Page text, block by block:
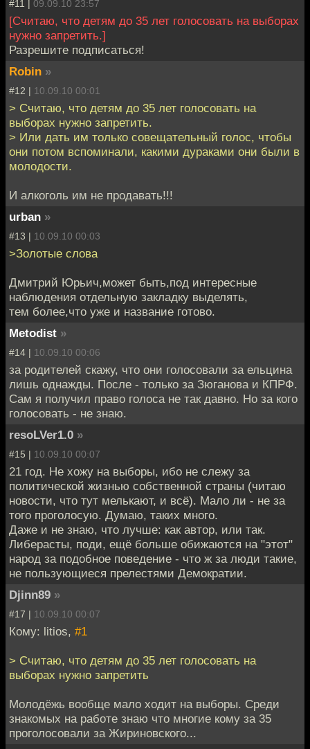
#11 | 09.09.10 23:57
[Считаю, что детям до 35 лет голосовать на выборах
нужно запретить.]
Разрешите подписаться!
Robin »
#12 | 10.09.10 00:01
> Считаю, что детям до 35 лет голосовать на
выборах нужно запретить.
> Или дать им только совещательный голос, чтобы
они потом вспоминали, какими дураками они были в
молодости.
И алкоголь им не продавать!!!
urban »
#13 | 10.09.10 00:03
>Золотые слова
Дмитрий Юрьич,может быть,под интересные
наблюдения отдельную закладку выделять,
тем более,что уже и название готово.
Metodist »
#14 | 10.09.10 00:06
за родителей скажу, что они голосовали за ельцина
лишь однажды. После - только за Зюганова и КПРФ.
Сам я получил право голоса не так давно. Но за кого
голосовать - не знаю.
resoLVer1.0 »
#15 | 10.09.10 00:07
21 год. Не хожу на выборы, ибо не слежу за
политической жизнью собственной страны (читаю
новости, что тут мелькают, и всё). Мало ли - не за
того проголосую. Думаю, таких много.
Даже и не знаю, что лучше: как автор, или так.
Либерасты, поди, ещё больше обижаются на "этот"
народ за подобное поведение - что ж за люди такие,
не пользующиеся прелестями Демократии.
Djinn89 »
#17 | 10.09.10 00:07
Кому: litios, #1
> Считаю, что детям до 35 лет голосовать на
выборах нужно запретить
Молодёжь вообще мало ходит на выборы. Среди
знакомых на работе знаю что многие кому за 35
проголосовали за Жириновского...